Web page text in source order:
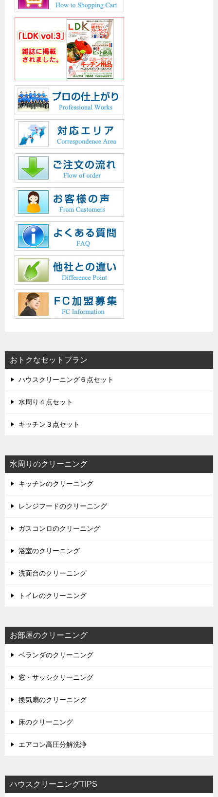
おトクなセットプラン
ハウスクリーニング６点セット
水周り４点セット
キッチン３点セット
水周りのクリーニング
キッチンのクリーニング
レンジフードのクリーニング
ガスコンロのクリーニング
浴室のクリーニング
洗面台のクリーニング
トイレのクリーニング
お部屋のクリーニング
ベランダのクリーニング
窓・サッシクリーニング
換気扇のクリーニング
床のクリーニング
エアコン高圧分解洗浄
ハウスクリーニングTIPS